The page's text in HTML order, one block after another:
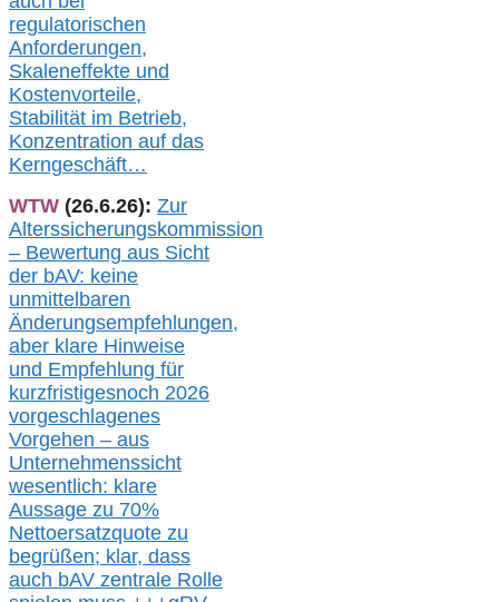
regulatorischen
Anforderungen,
Skaleneffekte und
Kostenvorteile,
Stabilität im Betrieb,
Konzentration auf das
Kerngeschäft…
WTW (26.6.26): Zur
Alterssicherungskommission
– Bewertung aus Sicht
der bAV: keine
unmittelbaren
Änderungsempfehlungen,
aber klare Hinweise
und Empfehlung für
kurzfristigesnoch 2026
vorgeschlagenes
Vorgehen – aus
Unternehmenssicht
wesentlich: klare
Aussage zu 70%
Nettoersatzquote zu
begrüßen; klar, dass
auch bAV zentrale Rolle